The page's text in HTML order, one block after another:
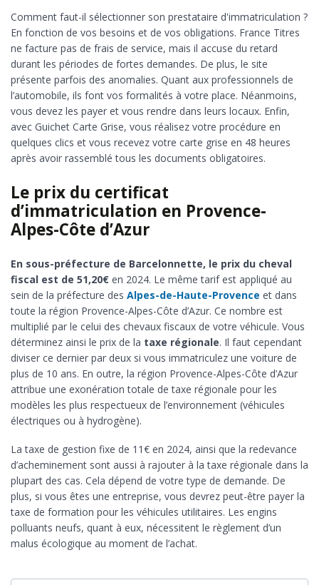
Comment faut-il sélectionner son prestataire d'immatriculation ?
En fonction de vos besoins et de vos obligations. France Titres
ne facture pas de frais de service, mais il accuse du retard
durant les périodes de fortes demandes. De plus, le site
présente parfois des anomalies. Quant aux professionnels de
l’automobile, ils font vos formalités à votre place. Néanmoins,
vous devez les payer et vous rendre dans leurs locaux. Enfin,
avec Guichet Carte Grise, vous réalisez votre procédure en
quelques clics et vous recevez votre carte grise en 48 heures
après avoir rassemblé tous les documents obligatoires.
Le prix du certificat
d’immatriculation en Provence-
Alpes-Côte d’Azur
En sous-préfecture de Barcelonnette, le prix du cheval
fiscal est de 51,20€ en 2024. Le même tarif est appliqué au
sein de la préfecture des Alpes-de-Haute-Provence et dans
toute la région Provence-Alpes-Côte d’Azur. Ce nombre est
multiplié par le celui des chevaux fiscaux de votre véhicule. Vous
déterminez ainsi le prix de la taxe régionale. Il faut cependant
diviser ce dernier par deux si vous immatriculez une voiture de
plus de 10 ans. En outre, la région Provence-Alpes-Côte d’Azur
attribue une exonération totale de taxe régionale pour les
modèles les plus respectueux de l’environnement (véhicules
électriques ou à hydrogène).
La taxe de gestion fixe de 11€ en 2024, ainsi que la redevance
d’acheminement sont aussi à rajouter à la taxe régionale dans la
plupart des cas. Cela dépend de votre type de demande. De
plus, si vous êtes une entreprise, vous devrez peut-être payer la
taxe de formation pour les véhicules utilitaires. Les engins
polluants neufs, quant à eux, nécessitent le règlement d’un
malus écologique au moment de l’achat.